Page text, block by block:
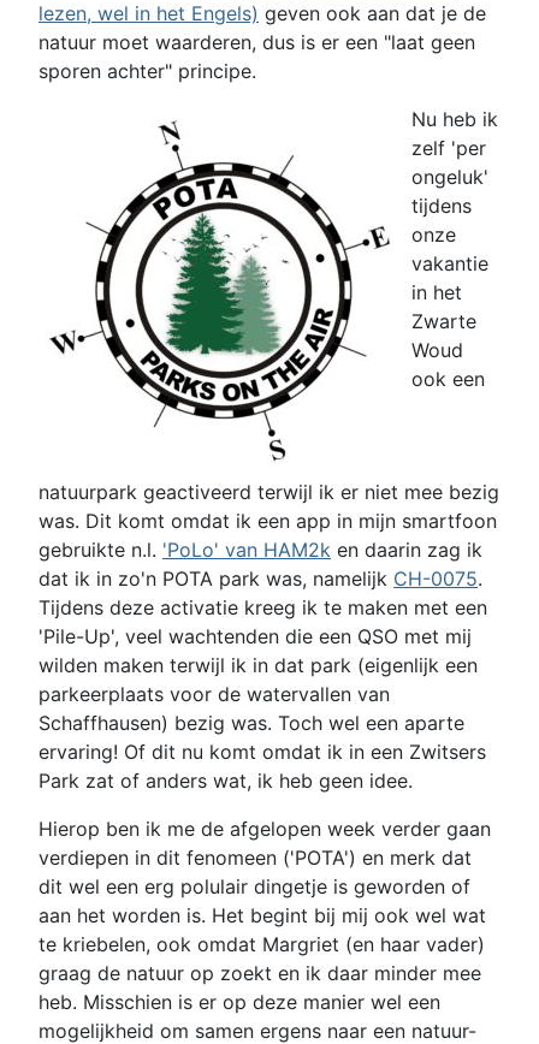
lezen, wel in het Engels) geven ook aan dat je de
natuur moet waarderen, dus is er een "laat geen
sporen achter" principe.
Nu heb ik
zelf 'per
ongeluk'
tijdens
onze
vakantie
in het
Zwarte
Woud
ook een
natuurpark geactiveerd terwijl ik er niet mee bezig
was. Dit komt omdat ik een app in mijn smartfoon
gebruikte n.l. 'PoLo' van HAM2k en daarin zag ik
dat ik in zo'n POTA park was, namelijk CH-0075.
Tijdens deze activatie kreeg ik te maken met een
'Pile-Up', veel wachtenden die een QSO met mij
wilden maken terwijl ik in dat park (eigenlijk een
parkeerplaats voor de watervallen van
Schaffhausen) bezig was. Toch wel een aparte
ervaring! Of dit nu komt omdat ik in een Zwitsers
Park zat of anders wat, ik heb geen idee.
Hierop ben ik me de afgelopen week verder gaan
verdiepen in dit fenomeen ('POTA') en merk dat
dit wel een erg polulair dingetje is geworden of
aan het worden is. Het begint bij mij ook wel wat
te kriebelen, ook omdat Margriet (en haar vader)
graag de natuur op zoekt en ik daar minder mee
heb. Misschien is er op deze manier wel een
mogelijkheid om samen ergens naar een natuur-